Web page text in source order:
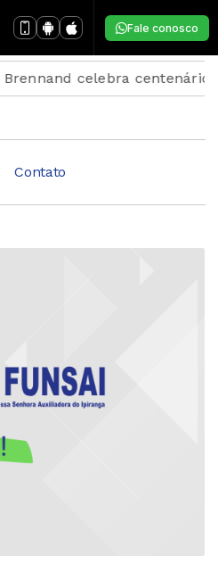
Fale conosco
celebra centenário do
Contato